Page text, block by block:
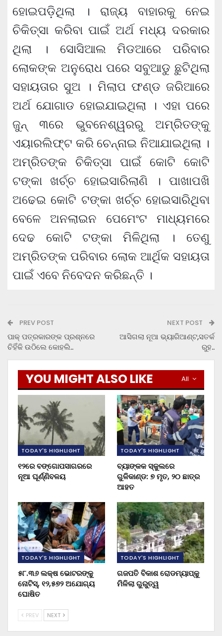
ହୋଇପଡ଼ିଥିଲା । ରାଜ୍ୟ ବାହାରକୁ ନେଇ
ଚିକିତ୍ସା କରିବା ପାଇଁ ଅର୍ଥ ମଧ୍ୟ ଦରକାର
ଥିଲା । ସୋସିଆଲ ମିଡଆରେ ପରିବାର
ଲୋକଙ୍କ ଅନୁରୋଧ ପରେ ସବୁଆଡୁ ଛୁଟିଥିଲା
ସହାୟତାର ସୁଅ । ମିଲାପ ଫଣ୍ଡ ଜରିଆରେ
ଅର୍ଥ ଯୋଗାଡ ହୋଇଯାଇଥିଲା । ଏହା ପରେ
ଜୁନ୍ ୩ରେ ଭୁବନେଶ୍ୱରରୁ ଅମ୍ରିତଙ୍କୁ
ଏୟାରଲିଫ୍ଟ କରି ଚେନ୍ନାଇ ନିଆଯାଇଥିଲା ।
ଅମ୍ରିତଙ୍କ ଚିକିତ୍ସା ପାଇଁ କୋଟି କୋଟି
ଟଙ୍କା ଖର୍ଚ୍ଚ ହୋଇସାରିଲାଣି । ପାଖାପଖି
ଅଢେଇ କୋଟି ଟଙ୍କା ଖର୍ଚ୍ଚ ହୋଇସାରିଥିବା
ବେଳେ ଅନଲାଇନ ପେମେଂଟ ମାଧ୍ୟମରେ
ଦେଢ କୋଟି ଟଙ୍କା ମିଳିଥିଲା । ତେଣୁ
ଅମ୍ରିତଙ୍କ ପରିବାର ଲୋକ ଆର୍ଥିକ ସହାୟତା
ପାଇଁ ଏବେ ନିବେଦନ କରିଛନ୍ତି ।
PREV POST
ପାକ୍ ପତ୍ରକାରଙ୍କ ପ୍ରଶ୍ନରେ
ଚିହିଁକି ଉଠିଲେ କୋହଲି..
NEXT POST
ଆସିଗଲା ନୂଆ ଭ୍ୟାରିଆଣ୍ଟ,ସତର୍କ
ରୁହ..
All
YOU MIGHT ALSO LIKE
TODAY'S HIGHLIGHT
୧୨ରେ ବଙ୍ଗୋପସାଗରରେ
ନୂଆ ଘୂର୍ଣ୍ଣିବଳୟ
TODAY'S HIGHLIGHT
ବ୍ୟାଙ୍କକ ସ୍କୁଲରେ
ଗୁଳିକାଣ୍ଡ: ୭ ମୃତ, ୨୦ ଛାତ୍ର
ଆହତ
TODAY'S HIGHLIGHT
୫୮.୩୬ ଲକ୍ଷ ଭୋଟରଙ୍କୁ
ନୋଟିସ୍‌, ୧୨,୫୭୨ ଅଯୋଗ୍ୟ
ଘୋଷିତ
TODAY'S HIGHLIGHT
ଗଜପତି ବିକାଶ ରୋଡମ୍ୟାପ୍‌କୁ
ମିଳିଲା ଗୁରୁତ୍ୱ
PREV NEXT